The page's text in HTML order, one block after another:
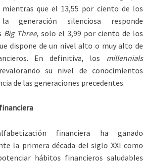
mientras que el 13,55 por ciento de los
generación silenciosa responde
Big Three, solo el 3,99 por ciento de los
dispone de un nivel alto o muy alto de
En definitiva, los millennials
su nivel de conocimientos
de las generaciones precedentes.
financiera ha ganado
la primera década del siglo XXI como
hábitos financieros saludables